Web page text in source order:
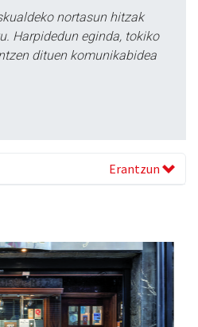
nortasun hitzak
Harpidedun eginda, tokiko
dituen komunikabidea
Erantzun